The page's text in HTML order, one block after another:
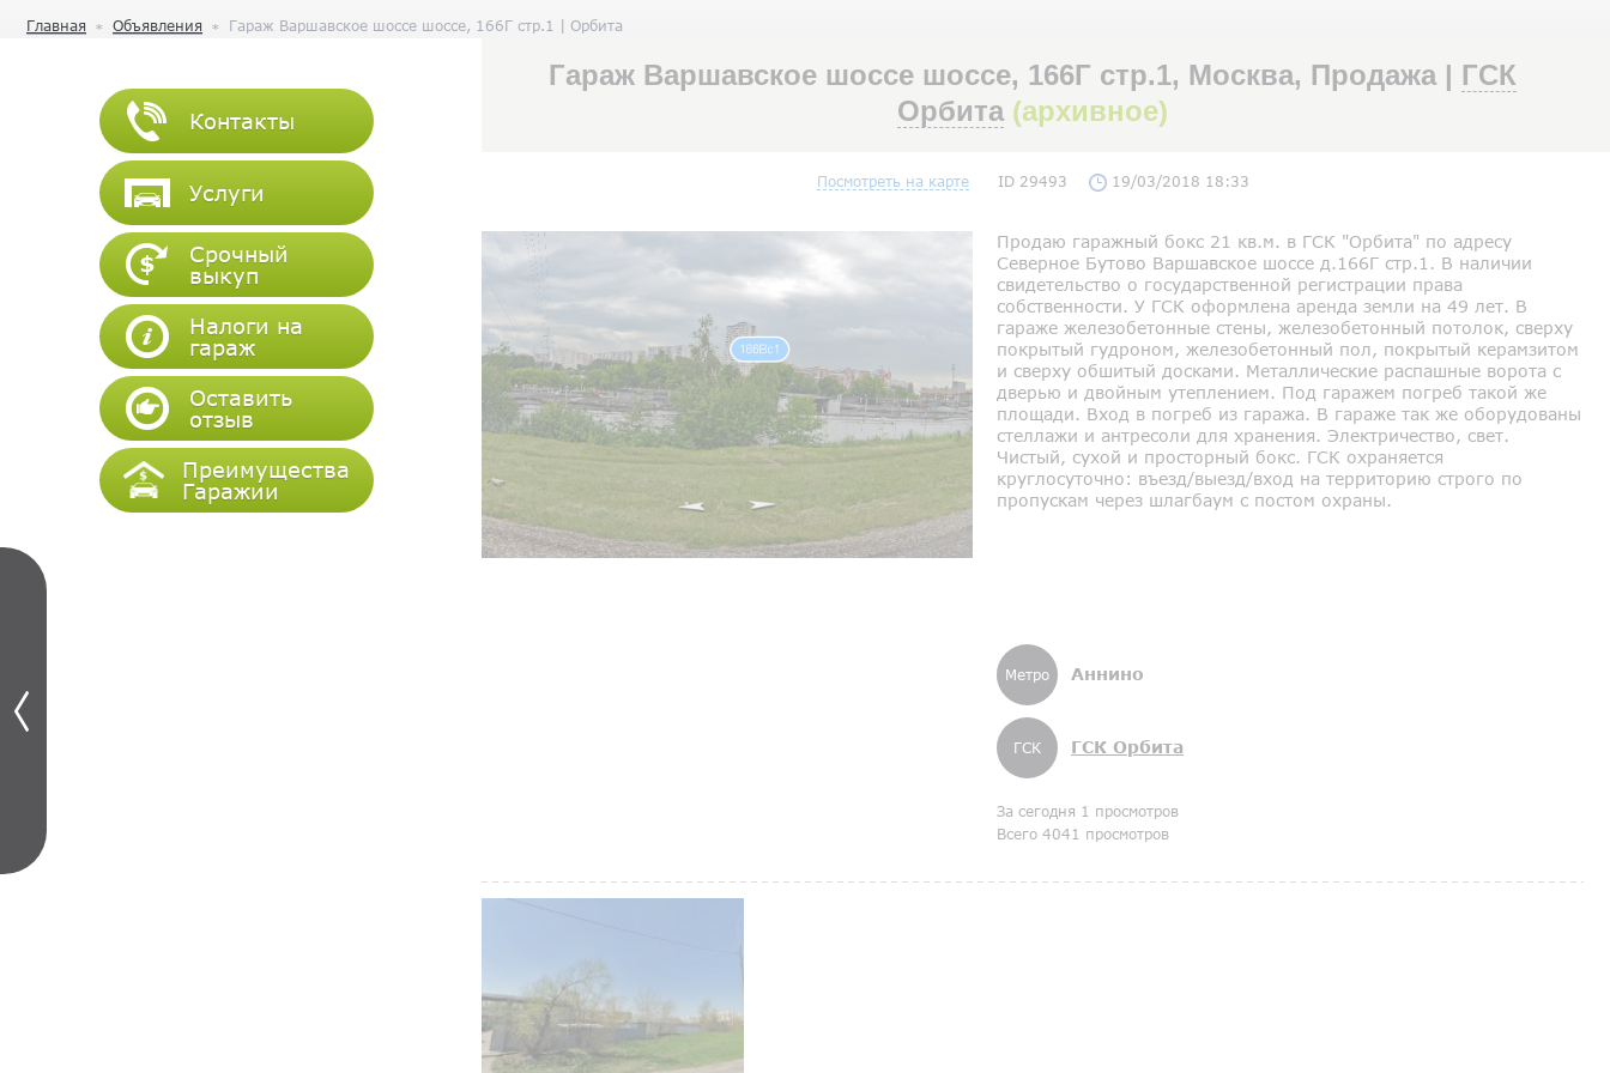
Главная Объявления Гараж Варшавское шоссе шоссе, 166Г стр.1 | Орбита
Контакты
Услуги
Срочный
выкуп
Налоги на
гараж
Оставить
отзыв
Преимущества
Гаражии
Гараж Варшавское шоссе шоссе, 166Г стр.1, Москва, Продажа | ГСК
Орбита (архивное)
Посмотреть на карте ID 29493 19/03/2018 18:33
Продаю гаражный бокс 21 кв.м. в ГСК "Орбита" по адресу
Северное Бутово Варшавское шоссе д.166Г стр.1. В наличии
свидетельство о государственной регистрации права
собственности. У ГСК оформлена аренда земли на 49 лет. В
гараже железобетонные стены, железобетонный потолок, сверху
покрытый гудроном, железобетонный пол, покрытый керамзитом
и сверху обшитый досками. Металлические распашные ворота с
дверью и двойным утеплением. Под гаражем погреб такой же
площади. Вход в погреб из гаража. В гараже так же оборудованы
стеллажи и антресоли для хранения. Электричество, свет.
Чистый, сухой и просторный бокс. ГСК охраняется
круглосуточно: въезд/выезд/вход на территорию строго по
пропускам через шлагбаум с постом охраны.
Метро Аннино
ГСК ГСК Орбита
За сегодня 1 просмотров
Всего 4041 просмотров